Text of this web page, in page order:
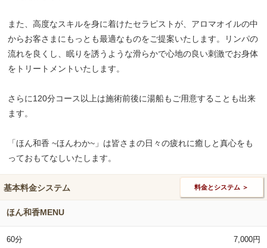
また、高度なスキルを身に着けたセラピストが、アロマオイルの中
からお客さまにもっとも最適なものをご提案いたします。リンパの
流れを良くし、眠りを誘うような滑らかで心地の良い刺激でお身体
をトリートメントいたします。​
​さらに120分コース以上は施術前後に湯船もご用意することも出来
ます。
「ほん和香 ~ほんわか~」は皆さまの日々の疲れに癒しと真心をも
っておもてなしいたします。
基本料金システム 料金とシステム ＞
ほん和香MENU
60分 7,000円